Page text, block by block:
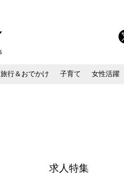
旅行＆おでかけ 子育て 女性活躍
求人特集